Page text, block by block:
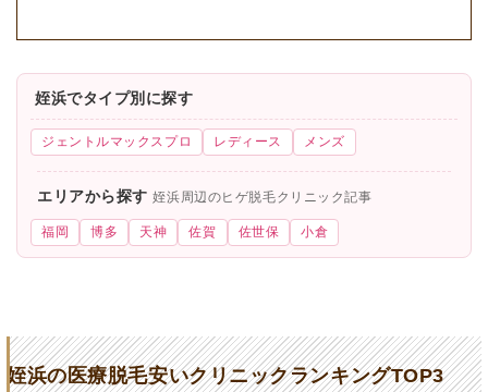
姪浜でタイプ別に探す
ジェントルマックスプロ レディース メンズ
エリアから探す姪浜周辺のヒゲ脱毛クリニック記事
福岡 博多 天神 佐賀 佐世保 小倉
姪浜の医療脱毛安いクリニックランキングTOP3